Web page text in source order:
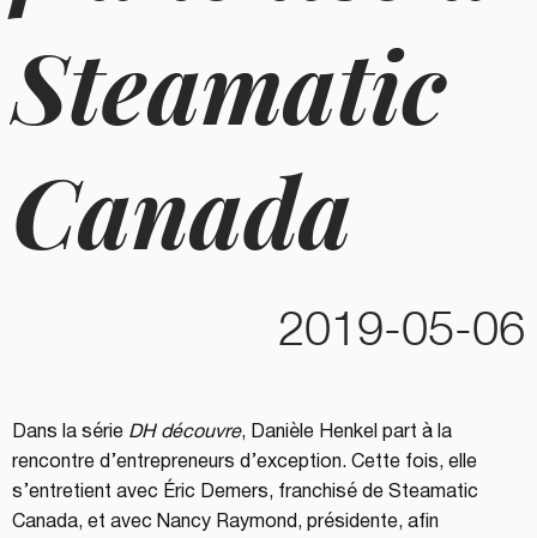
Steamatic
Canada
2019-05-06
Dans la série DH découvre, Danièle Henkel part à la
rencontre d’entrepreneurs d’exception. Cette fois, elle
s’entretient avec Éric Demers, franchisé de Steamatic
Canada, et avec Nancy Raymond, présidente, afin